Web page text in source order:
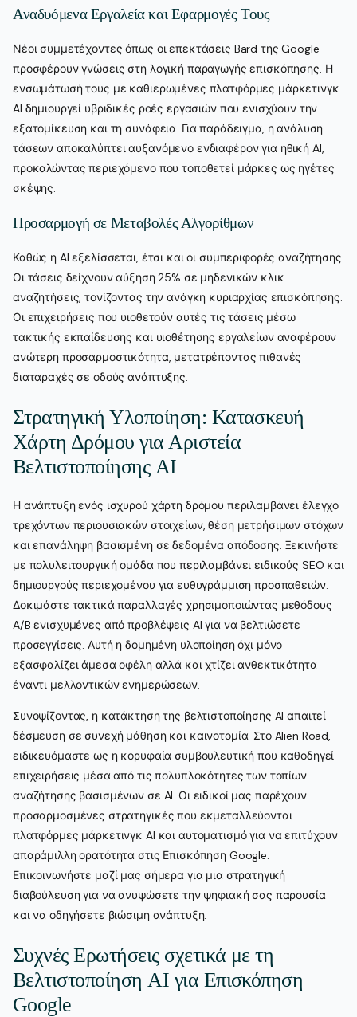
Αναδυόμενα Εργαλεία και Εφαρμογές Τους
Νέοι συμμετέχοντες όπως οι επεκτάσεις Bard της Google
προσφέρουν γνώσεις στη λογική παραγωγής επισκόπησης. Η
ενσωμάτωσή τους με καθιερωμένες πλατφόρμες μάρκετινγκ
AI δημιουργεί υβριδικές ροές εργασιών που ενισχύουν την
εξατομίκευση και τη συνάφεια. Για παράδειγμα, η ανάλυση
τάσεων αποκαλύπτει αυξανόμενο ενδιαφέρον για ηθική AI,
προκαλώντας περιεχόμενο που τοποθετεί μάρκες ως ηγέτες
σκέψης.
Προσαρμογή σε Μεταβολές Αλγορίθμων
Καθώς η AI εξελίσσεται, έτσι και οι συμπεριφορές αναζήτησης.
Οι τάσεις δείχνουν αύξηση 25% σε μηδενικών κλικ
αναζητήσεις, τονίζοντας την ανάγκη κυριαρχίας επισκόπησης.
Οι επιχειρήσεις που υιοθετούν αυτές τις τάσεις μέσω
τακτικής εκπαίδευσης και υιοθέτησης εργαλείων αναφέρουν
ανώτερη προσαρμοστικότητα, μετατρέποντας πιθανές
διαταραχές σε οδούς ανάπτυξης.
Στρατηγική Υλοποίηση: Κατασκευή
Χάρτη Δρόμου για Αριστεία
Βελτιστοποίησης AI
Η ανάπτυξη ενός ισχυρού χάρτη δρόμου περιλαμβάνει έλεγχο
τρεχόντων περιουσιακών στοιχείων, θέση μετρήσιμων στόχων
και επανάληψη βασισμένη σε δεδομένα απόδοσης. Ξεκινήστε
με πολυλειτουργική ομάδα που περιλαμβάνει ειδικούς SEO και
δημιουργούς περιεχομένου για ευθυγράμμιση προσπαθειών.
Δοκιμάστε τακτικά παραλλαγές χρησιμοποιώντας μεθόδους
A/B ενισχυμένες από προβλέψεις AI για να βελτιώσετε
προσεγγίσεις. Αυτή η δομημένη υλοποίηση όχι μόνο
εξασφαλίζει άμεσα οφέλη αλλά και χτίζει ανθεκτικότητα
έναντι μελλοντικών ενημερώσεων.
Συνοψίζοντας, η κατάκτηση της βελτιστοποίησης AI απαιτεί
δέσμευση σε συνεχή μάθηση και καινοτομία. Στο Alien Road,
ειδικευόμαστε ως η κορυφαία συμβουλευτική που καθοδηγεί
επιχειρήσεις μέσα από τις πολυπλοκότητες των τοπίων
αναζήτησης βασισμένων σε AI. Οι ειδικοί μας παρέχουν
προσαρμοσμένες στρατηγικές που εκμεταλλεύονται
πλατφόρμες μάρκετινγκ AI και αυτοματισμό για να επιτύχουν
απαράμιλλη ορατότητα στις Επισκόπηση Google.
Επικοινωνήστε μαζί μας σήμερα για μια στρατηγική
διαβούλευση για να ανυψώσετε την ψηφιακή σας παρουσία
και να οδηγήσετε βιώσιμη ανάπτυξη.
Συχνές Ερωτήσεις σχετικά με τη
Βελτιστοποίηση AI για Επισκόπηση
Google